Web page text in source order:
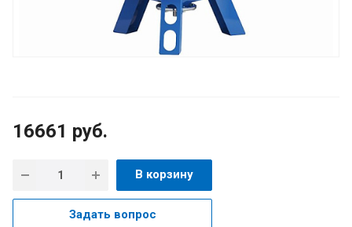
16661 руб.
В корзину
Задать вопрос